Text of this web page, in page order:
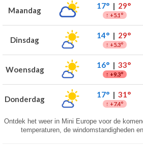
Maandag 17°| 29°
↑ +5.1°
Dinsdag 14°| 29°
↑ +5.3°
Woensdag 16°| 33°
↑ +9.3°
Donderdag 17°| 31°
↑ +7.4°
Ontdek het weer in Mini Europe voor de
temperaturen, de windomstandigheden